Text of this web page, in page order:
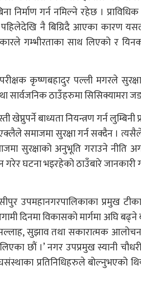
निर्माण गर्न नमिल्ने रहेछ ।
पहिलेदेखि नै बिग्रिदै आएका कारण
गम्भीरताका साथ लिएको र यिनको
कृष्णबहादुर पल्ली मगरले
सार्वजनिक ठाउँहरुमा सिसिक्यामरा
खेप्नुपर्ने बाध्यता नियन्त्रण गर्न
समाजमा सुरक्षा गर्न सक्दैन ।
सुरक्षाको अनुभूति गराउने नीति
गरेर घटना भइरहेको ठाउँबारे जानकारी
उपमहानगरपालिकाका प्रमुख
दिनमा विकासको मार्गमा अघि बढ्ने
सुझाव तथा सकारात्मक
छौं ।’ नगर उपप्रमुख स्यानी
प्रतिनिधिहरुले बोल्नुभएको